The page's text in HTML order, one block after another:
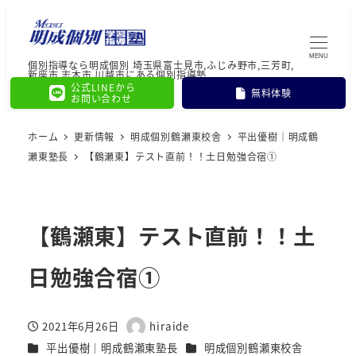
個別指導なら明成個別 埼玉県富士見市,ふじみ野市,三芳町,
新座市,志木市,川越市にある個別指導塾
公式LINEから
お問い合わせ
無料体験
MENU
ホーム 更新情報 明成個別鶴瀬東校舎
平出優樹｜明成鶴
瀬東塾長
【鶴瀬東】テスト直前！！土日勉強合宿①
【鶴瀬東】テスト直前！！土
日勉強合宿①
投稿日
2021年6月26日
著
hiraide
カテゴリー
平出優樹｜明成鶴瀬東塾長 カテゴリー
明成個別鶴瀬東校舎